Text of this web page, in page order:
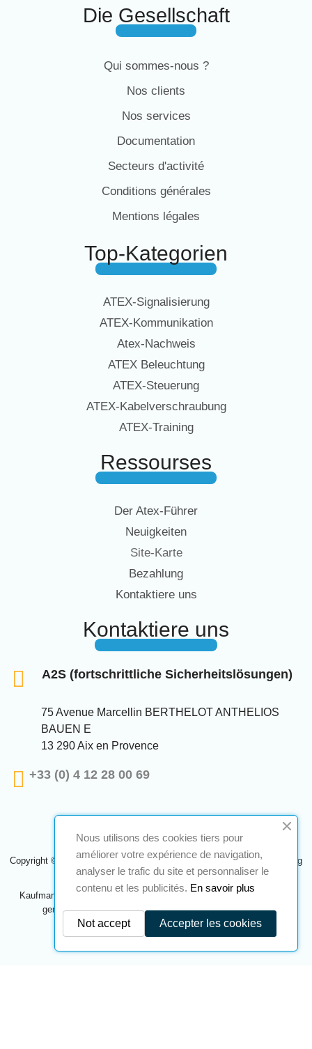
Die Gesellschaft
Qui sommes-nous ?
Nos clients
Nos services
Documentation
Secteurs d'activité
Conditions générales
Mentions légales
Top-Kategorien
ATEX-Signalisierung
ATEX-Kommunikation
Atex-Nachweis
ATEX Beleuchtung
ATEX-Steuerung
ATEX-Kabelverschraubung
ATEX-Training
Ressourses
Der Atex-Führer
Neuigkeiten
Site-Karte
Bezahlung
Kontaktiere uns
Kontaktiere uns
A2S (fortschrittliche Sicherheitslösungen)
75 Avenue Marcellin BERTHELOT ANTHELIOS
BAUEN E
13 290 Aix en Provence
+33 (0) 4 12 28 00 69
Copyright © 2024 A2S ATEX. Alle Rechte vorbehalten. Eine Realisierung
Navilog
Kaufmann, der von der offensichtlichen Meinung des Unternehmens
genehmigt wurde,Klicken Sie hier, um es zu überprüfen.
Nous utilisons des cookies tiers pour
améliorer votre expérience de navigation,
analyser le trafic du site et personnaliser le
contenu et les publicités. En savoir plus
Accepter les cookies
Not accept